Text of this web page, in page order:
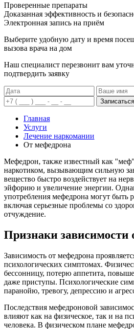
Проверенные препараты
Доказанная эффективность и
Электронная запись на приём
Выберите удобную дату и время
вызова врача на дом
Наш специалист перезвонит вам
подтвердить заявку
Главная
Услуги
Лечение наркомании
От мефедрона
Мефедрон, также известный как
наркотиком, вызывающим сильную
вещество быстро воздействует на
эйфорию и увеличение энергии.
употребления мефедрона могут быть
включая серьезные проблемы со
отчуждение.
Признаки зависимости
Зависимость от мефедрона
психологических симптомах.
бессонницу, потерю аппетита,
даже приступы. Психологические
паранойю, тревогу, депрессию и
Последствия мефедроновой
влияют как на физическое, так и на
человека. В физическом плане